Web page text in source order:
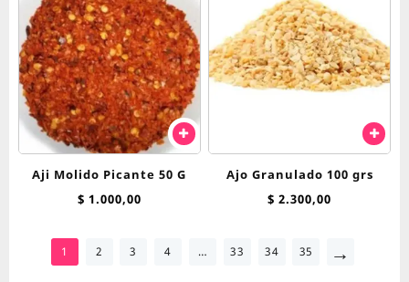
Aji Molido Picante 50 G
$ 1.000,00
Ajo Granulado 100 grs
$ 2.300,00
1 2 3 4 … 33 34 35 →